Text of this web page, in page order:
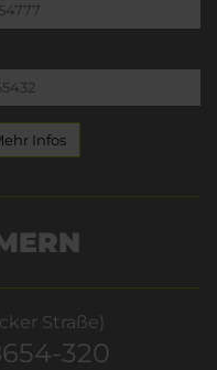
Infos
Straße)
320